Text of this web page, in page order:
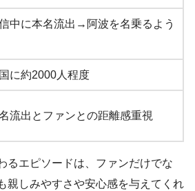
中に本名流出→阿波を名乗るよう
に約2000人程度
流出とファンとの距離感重視
るエピソードは、ファンだけでな
親しみやすさや安心感を与えてくれ